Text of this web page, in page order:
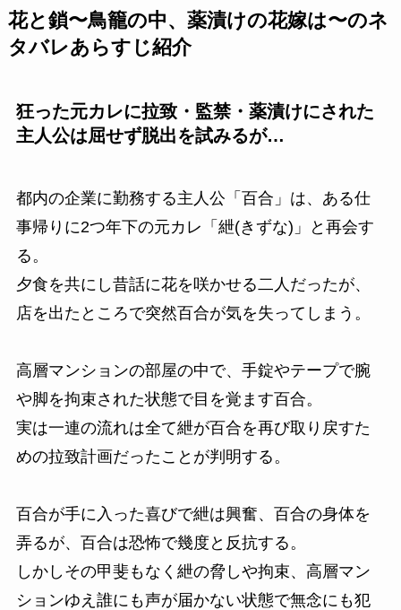
花と鎖〜鳥籠の中、薬漬けの花嫁は〜のネ
タバレあらすじ紹介
狂った元カレに拉致・監禁・薬漬けにされた
主人公は屈せず脱出を試みるが…
都内の企業に勤務する主人公「百合」は、ある仕
事帰りに2つ年下の元カレ「紲(きずな)」と再会す
る。
夕食を共にし昔話に花を咲かせる二人だったが、
店を出たところで突然百合が気を失ってしまう。
高層マンションの部屋の中で、手錠やテープで腕
や脚を拘束された状態で目を覚ます百合。
実は一連の流れは全て紲が百合を再び取り戻すた
めの拉致計画だったことが判明する。
百合が手に入った喜びで紲は興奮、百合の身体を
弄るが、百合は恐怖で幾度と反抗する。
しかしその甲斐もなく紲の脅しや拘束、高層マン
ションゆえ誰にも声が届かない状態で無念にも犯